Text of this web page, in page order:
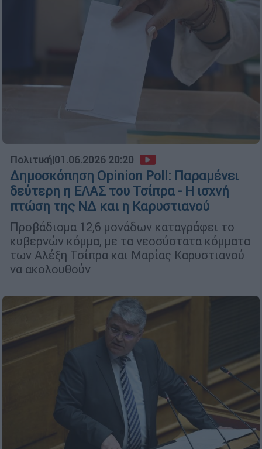
Πολιτική|01.06.2026 20:20
Δημοσκόπηση Opinion Poll: Παραμένει
δεύτερη η ΕΛΑΣ του Τσίπρα - Η ισχνή
πτώση της ΝΔ και η Καρυστιανού
Προβάδισμα 12,6 μονάδων καταγράφει το
κυβερνών κόμμα, με τα νεοσύστατα κόμματα
των Αλέξη Τσίπρα και Μαρίας Καρυστιανού
να ακολουθούν